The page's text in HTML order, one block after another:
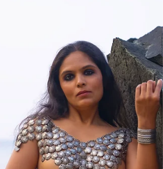
Harinee : gazelle of the grassland
Far from the village, where the tall trees cast long,
shifting shadows over the grass, we find a place
that feels untouched by the rest of the world. The
soft ringing of bells from the sheep drifts through
the air, steady and unhurried, like time itself has
slowed to match us. In that space, nothing feels
incomplete. I do not find myself wanting more, or
elsewhere, or beyond. Her presence, close and
unspoken, becomes enough.